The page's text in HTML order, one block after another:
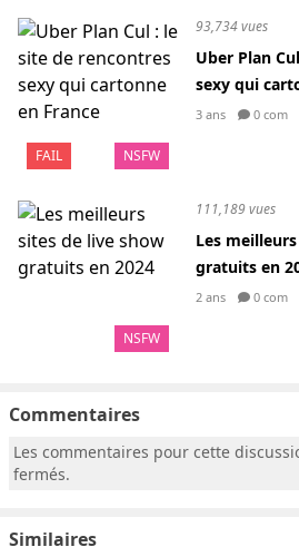
FAIL NSFW
93,734 vues
Uber Plan
sexy qui
3 ans 0 com
NSFW
111,189 vues
Les
gratuits en
2 ans 0 com
Commentaires
Les commentaires pour cette
fermés.
Similaires